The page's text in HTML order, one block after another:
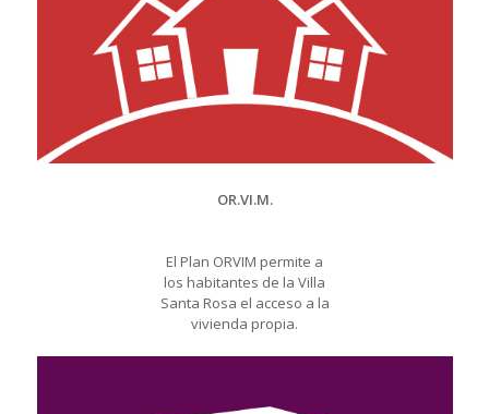
OR.VI.M.
El Plan ORVIM permite a
los habitantes de la Villa
Santa Rosa el acceso a la
vivienda propia.